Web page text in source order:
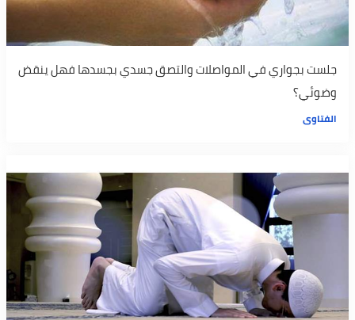
جلست بجواري في المواصلات والتصق جسدي بجسدها فهل ينقض
وضوئي؟
الفتاوى